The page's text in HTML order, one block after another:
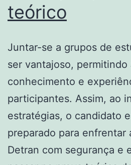
teórico
Juntar-se a grupos de
ser vantajoso, permitindo
conhecimento e
participantes. Assim, ao
estratégias, o candidato
preparado para enfrentar
Detran com segurança e